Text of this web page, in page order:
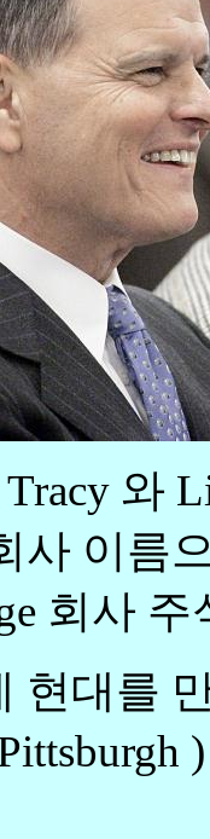
와
사 이름
회사 주
현대를